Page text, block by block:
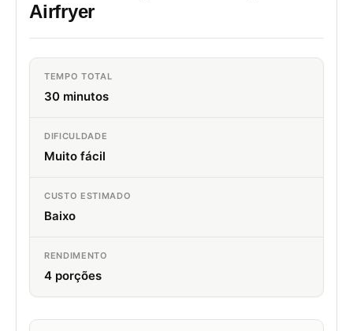
Airfryer
TEMPO TOTAL
30 minutos
DIFICULDADE
Muito fácil
CUSTO ESTIMADO
Baixo
RENDIMENTO
4 porções